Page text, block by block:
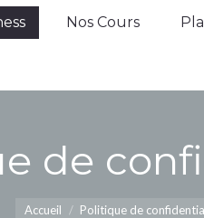
Nos Cours
de
Accueil Politique de
Nos Cours